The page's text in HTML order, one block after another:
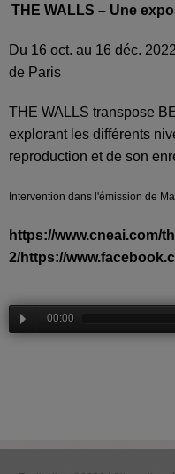
THE WALLS – Une
Du 16 oct. au 16 déc.
de Paris
THE WALLS transpose
explorant les différents
reproduction et de son
Intervention dans l'émission de
https://www.cneai.com/
2/https://
00:00